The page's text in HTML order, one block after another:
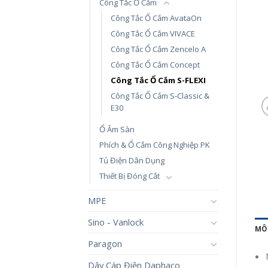
Công Tắc Ổ Cắm
Công Tắc Ổ Cắm AvataOn
Công Tắc Ổ Cắm VIVACE
Công Tắc Ổ Cắm Zencelo A
Công Tắc Ổ Cắm Concept
Công Tắc Ổ Cắm S-FLEXI
Công Tắc Ổ Cắm S-Classic &
E30
Ổ Âm Sàn
Phích & Ổ Cắm Công Nghiệp PK
Tủ Điện Dân Dụng
Thiết Bị Đóng Cắt
MPE
Sino - Vanlock
Paragon
Dây Cáp Điện Daphaco